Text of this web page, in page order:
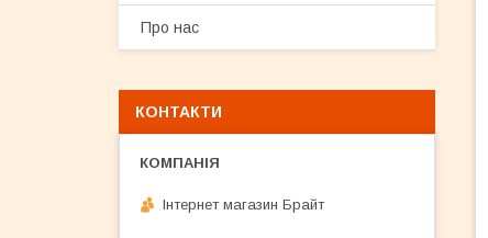
Про нас
КОНТАКТИ
Інтернет магазин Брайт